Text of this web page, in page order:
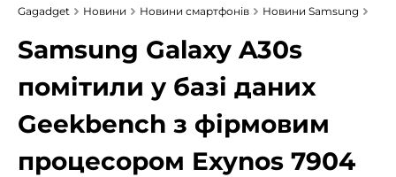
Gagadget Новини Новини смартфонів Новини Samsung
Samsung Galaxy A30s
помітили у базі даних
Geekbench з фірмовим
процесором Exynos 7904